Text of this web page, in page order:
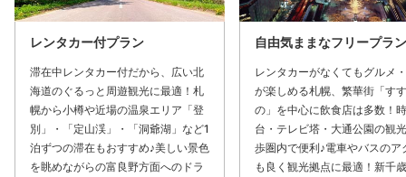
レンタカー付プラン
滞在中レンタカー付だから、広い北
海道のぐるっと周遊観光に最適！札
幌から小樽や近場の温泉エリア「登
別」・「定山渓」・「洞爺湖」など1
泊ずつの滞在もおすすめ♪美しい景色
を眺めながらの富良野方面へのドラ
自由気ままなフリープラン
レンタカーがなくてもグルメ
が楽しめる札幌、繁華街「す
の」を中心に飲食店は多数！
台・テレビ塔・大通公園の観
歩圏内で便利♪電車やバスのア
も良く観光拠点に最適！新千